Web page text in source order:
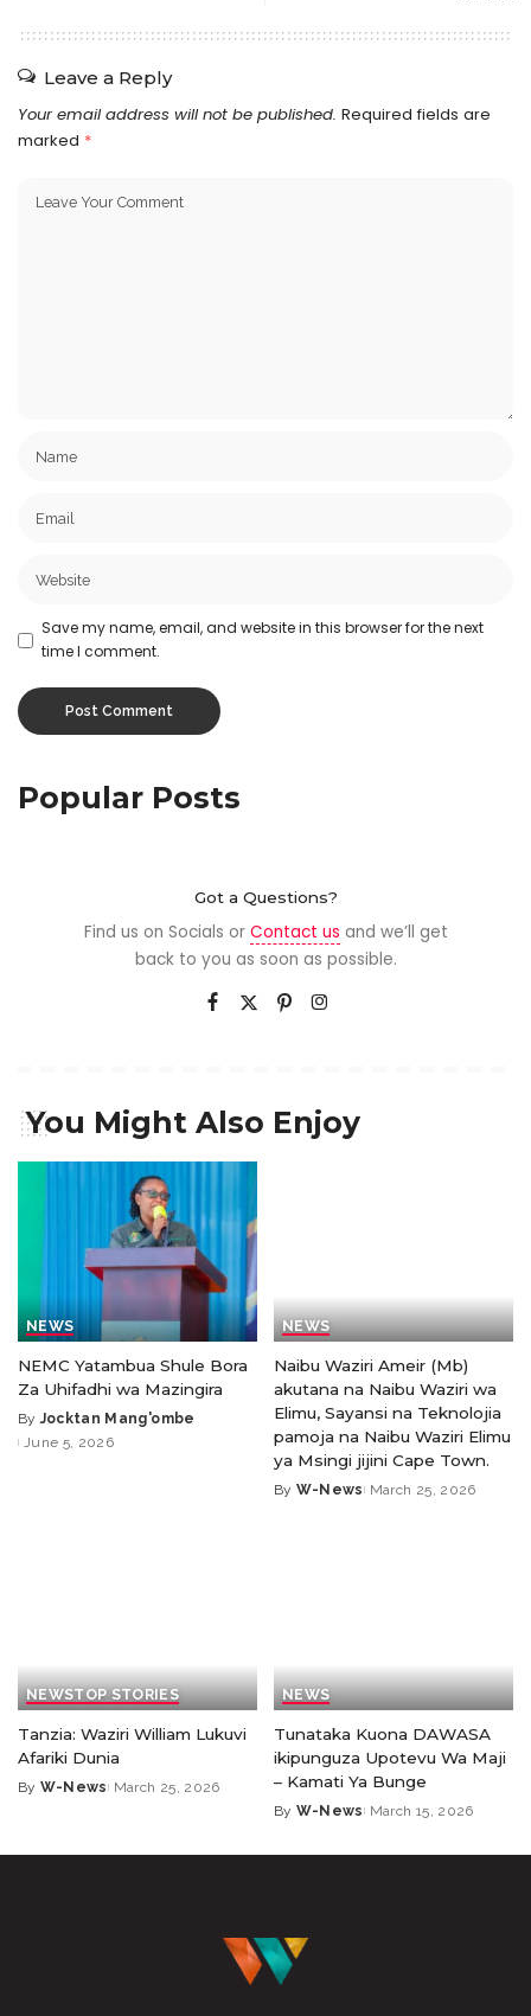
Leave a Reply
Your email address will not be published. Required fields are
marked *
Save my name, email, and website in this browser for the next
time I comment.
Popular Posts
Got a Questions?
Find us on Socials or Contact us and we’ll get
back to you as soon as possible.
You Might Also Enjoy
NEWS
NEMC Yatambua Shule Bora
Za Uhifadhi wa Mazingira
By Jocktan Mang'ombe
June 5, 2026
NEWS
Naibu Waziri Ameir (Mb)
akutana na Naibu Waziri wa
Elimu, Sayansi na Teknolojia
pamoja na Naibu Waziri Elimu
ya Msingi jijini Cape Town.
By W-News March 25, 2026
NEWSTOP STORIES
Tanzia: Waziri William Lukuvi
Afariki Dunia
By W-News March 25, 2026
NEWS
Tunataka Kuona DAWASA
ikipunguza Upotevu Wa Maji
– Kamati Ya Bunge
By W-News March 15, 2026